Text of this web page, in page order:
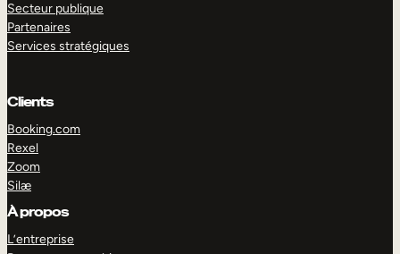
Secteur publique
Partenaires
Services stratégiques
Clients
Booking.com
Rexel
Zoom
Silæ
À propos
L’entreprise